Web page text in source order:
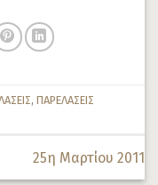
,ΠΑΡΕΛΑΣΕΙΣ
25η Μαρτίου 2011